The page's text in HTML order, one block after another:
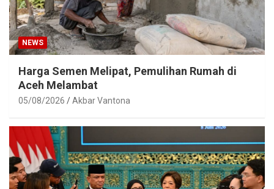
NEWS
Harga Semen Melipat, Pemulihan Rumah di
Aceh Melambat
05/08/2026 Akbar Vantona